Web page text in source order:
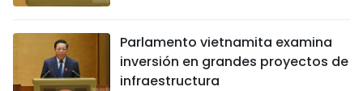
Parlamento vietnamita examina
inversión en grandes proyectos de
infraestructura